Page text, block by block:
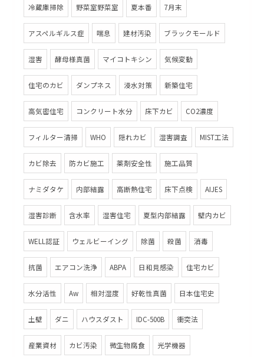
冷蔵庫掃除 野菜室野菜室 夏本番 7月末
アスペルギルス症 喘息 建材汚染 ブラックモールド
湿害 酵母様真菌 マイコトキシン 気候変動
住宅のカビ ダンプネス 浸水対策 新築住宅
高気密住宅 コンクリート水分 床下カビ CO2濃度
フィルター清掃 WHO 隠れカビ 湿害調査 MIST工法
カビ除去 防カビ施工 薬剤安全性 施工品質
ナミダタケ 内部結露 高断熱住宅 床下点検 AIJES
湿害診断 含水率 湿害住宅 夏型内部結露 壁内カビ
WELL認証 ウェルビーイング 除菌 殺菌 消毒
抗菌 エアコン洗浄 ABPA 日和見感染 住宅カビ
水分活性 Aw 相対湿度 好乾性真菌 日本住宅史
土壁 ダニ ハウスダスト IDC-500B 衝突法
産業資材 カビ汚染 微生物腐食 光学機器